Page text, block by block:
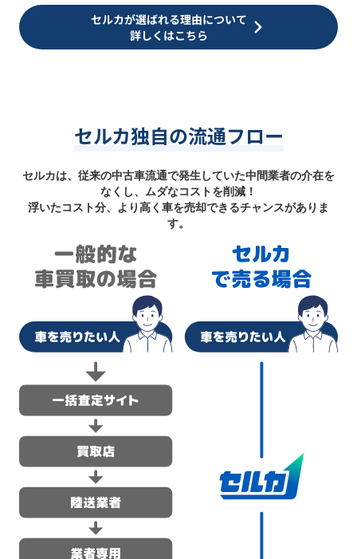
セルカが選ばれる理由について
詳しくはこちら
セルカ独自の流通フロー
セルカは、従来の中古車流通で発生していた中間業者の介在を
なくし、ムダなコストを削減！
浮いたコスト分、より高く車を売却できるチャンスがありま
す。